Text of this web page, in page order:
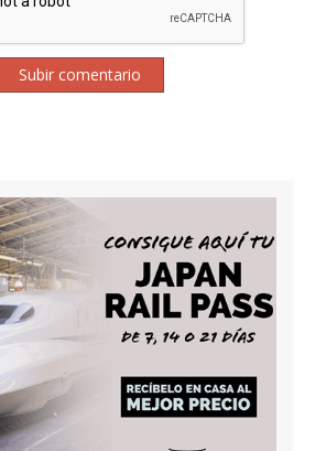
Subir comentario